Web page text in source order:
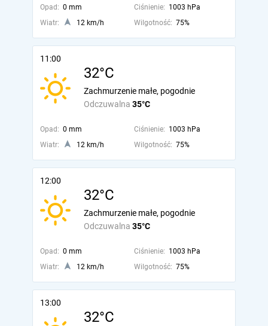
Opad: 0 mm Ciśnienie: 1003 hPa
Wiatr:
12 km/h Wilgotność: 75%
11:00
32°C
Odczuwalna 35°C
Zachmurzenie małe, pogodnie
Opad: 0 mm Ciśnienie: 1003 hPa
Wiatr:
12 km/h Wilgotność: 75%
12:00
32°C
Odczuwalna 35°C
Zachmurzenie małe, pogodnie
Opad: 0 mm Ciśnienie: 1003 hPa
Wiatr:
12 km/h Wilgotność: 75%
13:00
32°C